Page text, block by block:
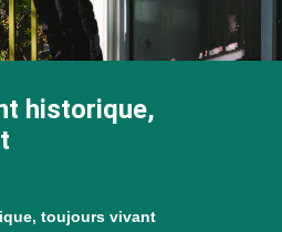
historique,
toujours vivant